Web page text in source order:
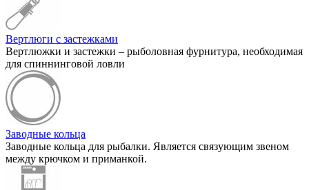
Вертлюги с застежками
Вертлюжки и застежки – рыболовная фурнитура, необходимая
для спиннинговой ловли
Заводные кольца
Заводные кольца для рыбалки. Является связующим звеном
между крючком и приманкой.